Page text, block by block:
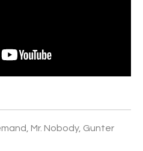
Mr. Nobody, Gunter